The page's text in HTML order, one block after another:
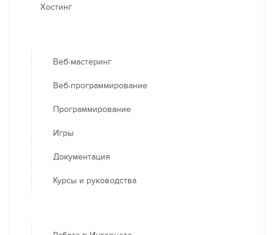
Хостинг
Веб-мастеринг
Веб-программирование
Программирование
Игры
Документация
Курсы и руководства